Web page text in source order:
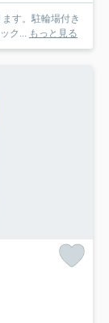
す。駐輪場付き
ク...
もっと見る